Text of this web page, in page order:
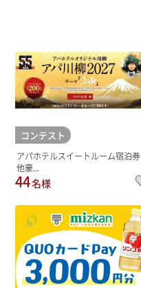
コンテスト
アパホテルスイートルーム宿泊券
他豪...
44名様